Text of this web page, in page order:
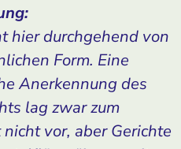
hier durchgehend von
Form. Eine
Anerkennung des
lag zwar zum
vor, aber Gerichte